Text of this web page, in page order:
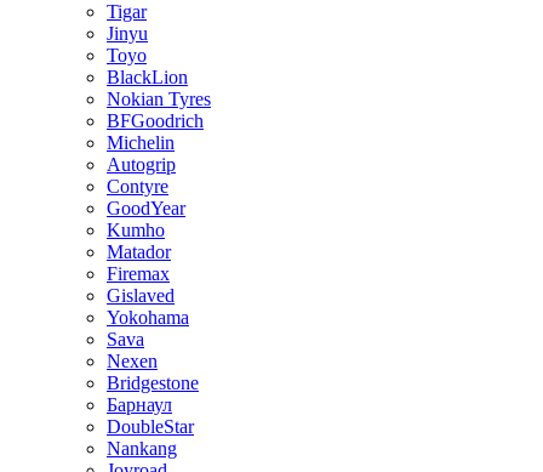
Tigar
Jinyu
Toyo
BlackLion
Nokian Tyres
BFGoodrich
Michelin
Autogrip
Contyre
GoodYear
Kumho
Matador
Firemax
Gislaved
Yokohama
Sava
Nexen
Bridgestone
Барнаул
DoubleStar
Nankang